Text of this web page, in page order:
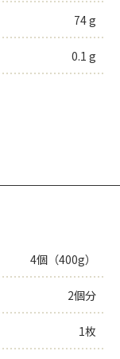
74 g
0.1 g
4個（400g）
2個分
1枚